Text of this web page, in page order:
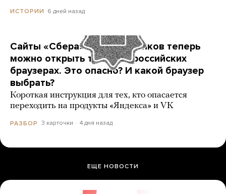
ИСТОРИИ 6 дней назад
Сайты «Сбера» и других банков теперь
можно открыть только в российских
браузерах. Это опасно? И какой браузер
выбрать?
Короткая инструкция для тех, кто опасается
переходить на продукты «Яндекса» и VK
РАЗБОР 3 карточки 4 дня назад
ЕЩЕ НОВОСТИ